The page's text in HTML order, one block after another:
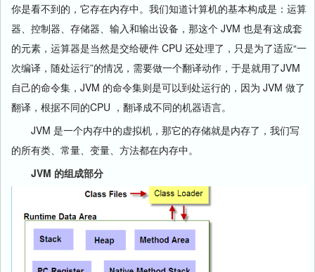
你是看不到的，它存在内存中。我们知道计算机的基本构成是：运算
器、控制器、存储器、输入和输出设备，那这个 JVM 也是有这成套
的元素，运算器是当然是交给硬件 CPU 还处理了，只是为了适应“一
次编译，随处运行”的情况，需要做一个翻译动作，于是就用了JVM
自己的命令集，JVM 的命令集则是可以到处运行的，因为 JVM 做了
翻译，根据不同的CPU ，翻译成不同的机器语言。
JVM 是一个内存中的虚拟机，那它的存储就是内存了，我们写
的所有类、常量、变量、方法都在内存中。
JVM 的组成部分